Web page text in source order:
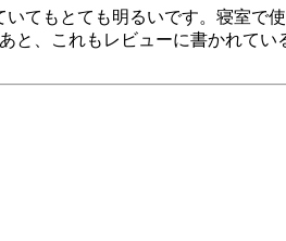
てもとても明るいです。寝室で
、これもレビューに書かれて